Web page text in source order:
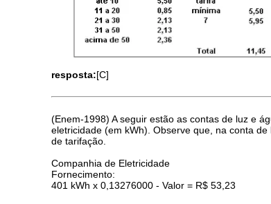
resposta:[C]
(Enem-1998) A seguir estão as contas de luz e
eletricidade (em kWh). Observe que, na conta
de tarifação.
Companhia de Eletricidade
Fornecimento:
401 kWh x 0,13276000 - Valor = R$ 53,23